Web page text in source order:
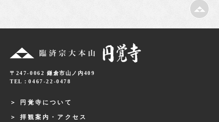
〒247-0062 鎌倉市山ノ内409
TEL：0467-22-0478
円覚寺について
拝観案内・アクセス